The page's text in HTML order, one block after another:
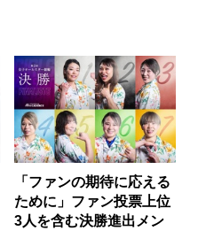
「ファンの期待に応える
ために」ファン投票上位
3人を含む決勝進出メン